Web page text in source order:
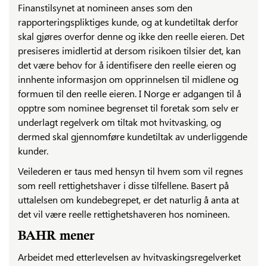
Finanstilsynet at nomineen anses som den
rapporteringspliktiges kunde, og at kundetiltak derfor
skal gjøres overfor denne og ikke den reelle eieren. Det
presiseres imidlertid at dersom risikoen tilsier det, kan
det være behov for å identifisere den reelle eieren og
innhente informasjon om opprinnelsen til midlene og
formuen til den reelle eieren. I Norge er adgangen til å
opptre som nominee begrenset til foretak som selv er
underlagt regelverk om tiltak mot hvitvasking, og
dermed skal gjennomføre kundetiltak av underliggende
kunder.
Veilederen er taus med hensyn til hvem som vil regnes
som reell rettighetshaver i disse tilfellene. Basert på
uttalelsen om kundebegrepet, er det naturlig å anta at
det vil være reelle rettighetshaveren hos nomineen.
BAHR mener
Arbeidet med etterlevelsen av hvitvaskingsregelverket